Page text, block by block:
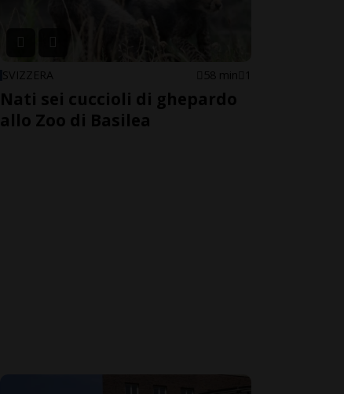
SVIZZERA 58 min 1
Nati sei cuccioli di ghepardo
allo Zoo di Basilea